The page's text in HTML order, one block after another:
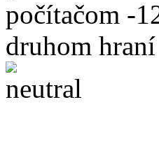
počítačom -
druhom